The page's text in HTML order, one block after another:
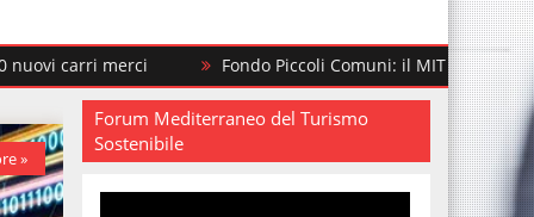
Fondo Piccoli Comuni: il MIT finanzia altri 292
»
Forum Mediterraneo del Turismo
Sostenibile